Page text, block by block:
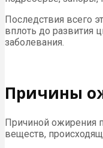
Последствия всего
вплоть до развития
заболевания.
Причины
Причиной ожирения
веществ,